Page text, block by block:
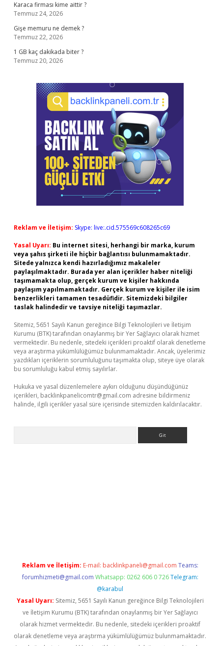
Karaca firması kime aittir ?
Temmuz 24, 2026
Gişe memuru ne demek ?
Temmuz 22, 2026
1 GB kaç dakikada biter ?
Temmuz 20, 2026
Reklam ve İletişim: Skype: live:.cid.575569c608265c69
Yasal Uyarı: Bu internet sitesi, herhangi bir marka, kurum
veya şahıs şirketi ile hiçbir bağlantısı bulunmamaktadır.
Sitede yalnızca kendi hazırladığımız makaleler
paylaşılmaktadır. Burada yer alan içerikler haber niteliği
taşımamakta olup, gerçek kurum ve kişiler hakkında
paylaşım yapılmamaktadır. Gerçek kurum ve kişiler ile isim
benzerlikleri tamamen tesadüfidir. Sitemizdeki bilgiler
taslak halindedir ve tavsiye niteliği taşımazlar.
Sitemiz, 5651 Sayılı Kanun gereğince Bilgi Teknolojileri ve İletişim
Kurumu (BTK) tarafından onaylanmış bir Yer Sağlayıcı olarak hizmet
vermektedir. Bu nedenle, sitedeki içerikleri proaktif olarak denetleme
veya araştırma yükümlülüğümüz bulunmamaktadır. Ancak, üyelerimiz
yazdıkları içeriklerin sorumluluğunu taşımakta olup, siteye üye olarak
bu sorumluluğu kabul etmiş sayılırlar.
Hukuka ve yasal düzenlemelere aykırı olduğunu düşündüğünüz
içerikleri, backlinkpanelicomtr@gmail.com adresine bildirmeniz
halinde, ilgili içerikler yasal süre içerisinde sitemizden kaldırılacaktır.
Reklam ve İletişim: E-mail: backlinkpaneli@gmail.com Teams:
forumhizmeti@gmail.com Whatsapp: 0262 606 0 726 Telegram:
@karabul
Yasal Uyarı: Sitemiz, 5651 Sayılı Kanun gereğince Bilgi Teknolojileri
ve İletişim Kurumu (BTK) tarafından onaylanmış bir Yer Sağlayıcı
olarak hizmet vermektedir. Bu nedenle, sitedeki içerikleri proaktif
olarak denetleme veya araştırma yükümlülüğümüz bulunmamaktadır.